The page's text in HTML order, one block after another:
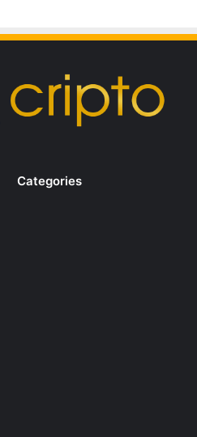
Categories